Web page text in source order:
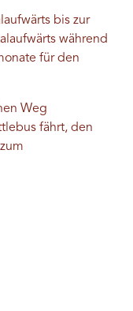
bis zur
während
für den
Weg
fährt, den